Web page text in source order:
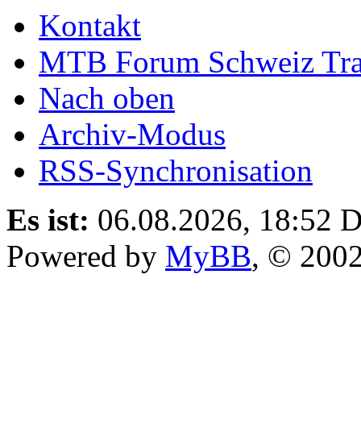
Kontakt
MTB Forum Schweiz
Nach oben
Archiv-Modus
RSS-Synchronisation
Es ist: 06.08.2026, 18:52
Powered by MyBB, ©